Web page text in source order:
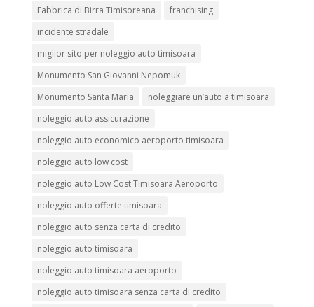
Fabbrica di Birra Timisoreana
franchising
incidente stradale
miglior sito per noleggio auto timisoara
Monumento San Giovanni Nepomuk
Monumento Santa Maria
noleggiare un’auto a timisoara
noleggio auto assicurazione
noleggio auto economico aeroporto timisoara
noleggio auto low cost
noleggio auto Low Cost Timisoara Aeroporto
noleggio auto offerte timisoara
noleggio auto senza carta di credito
noleggio auto timisoara
noleggio auto timisoara aeroporto
noleggio auto timisoara senza carta di credito